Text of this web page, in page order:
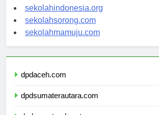
sekolahsalor.com
sekolahindonesia.org
sekolahsorong.com